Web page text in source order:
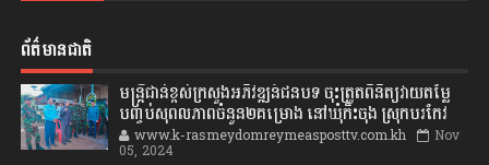
ព័ត៌មានជាតិ
មន្ត្រីជាន់ខ្ពស់ក្រសួងអភិវឌ្ឍន៍ជនបទ ចុះត្រួតពិនិត្យវាយតម្លៃ
បញ្ចប់សុពលភាពចំនួន២គម្រោង នៅឃុំកិះចុង ស្រុកបរកែវ
www.k-rasmeydomreymeasposttv.com.kh Nov
05, 2024